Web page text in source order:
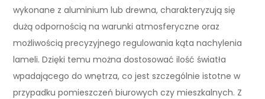
wykonane z aluminium lub drewna, charakteryzują się
dużą odpornością na warunki atmosferyczne oraz
możliwością precyzyjnego regulowania kąta nachylenia
lameli. Dzięki temu można dostosować ilość światła
wpadającego do wnętrza, co jest szczególnie istotne w
przypadku pomieszczeń biurowych czy mieszkalnych. Z